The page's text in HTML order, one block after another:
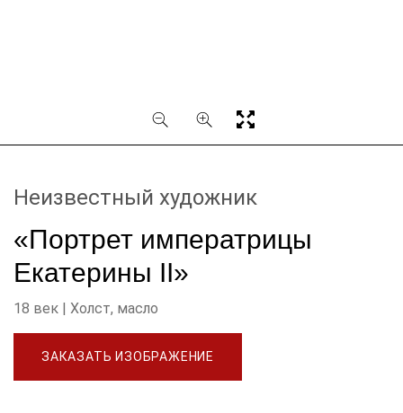
Неизвестный художник
«Портрет императрицы
Екатерины II»
18 век | Холст, масло
ЗАКАЗАТЬ ИЗОБРАЖЕНИЕ